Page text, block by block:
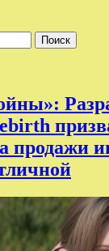
продажи